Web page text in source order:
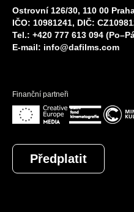
Ostrovní 126/30, 110 00
IČO: 10981241, DIČ:
Tel.: +420 777 613 094
E-mail: info@dafilms.com
Finanční partneři
Předplatit